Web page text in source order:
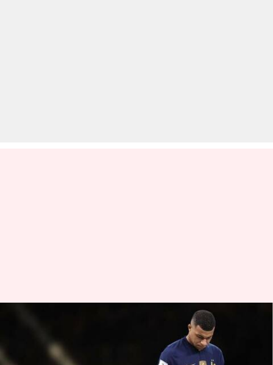
Kylian Mbappe ditunjuk
sebagai kapten tim sepak bola
Prancis: Inilah statistiknya